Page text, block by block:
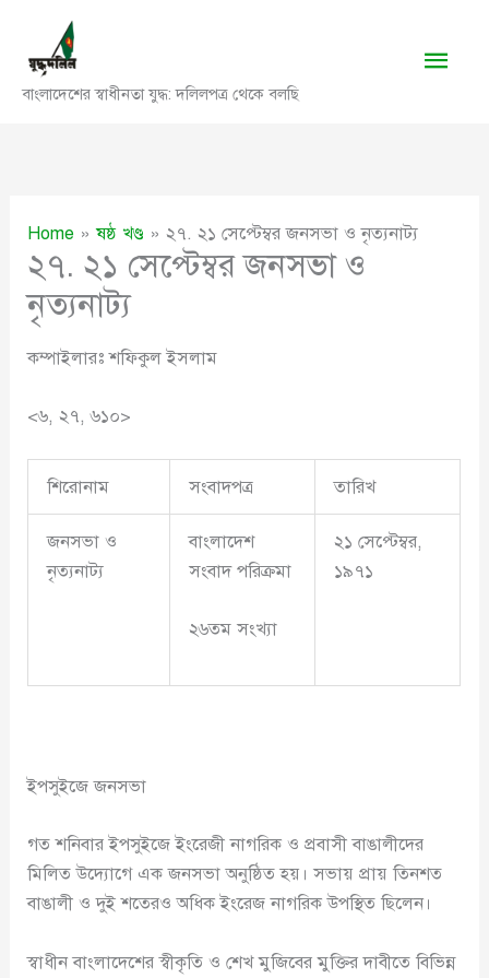
content
বাংলাদেশের স্বাধীনতা যুদ্ধ: দলিলপত্র থেকে বলছি
Main
Home ষষ্ঠ খণ্ড ২৭. ২১ সেপ্টেম্বর জনসভা ও নৃত্যনাট্য
২৭. ২১ সেপ্টেম্বর জনসভা ও
নৃত্যনাট্য
কম্পাইলারঃ শফিকুল ইসলাম
<৬, ২৭, ৬১০>
শিরোনাম সংবাদপত্র তারিখ
জনসভা ও
নৃত্যনাট্য
বাংলাদেশ
সংবাদ পরিক্রমা
২৬তম সংখ্যা
২১ সেপ্টেম্বর,
১৯৭১
ইপসুইজে জনসভা
গত শনিবার ইপসুইজে ইংরেজী নাগরিক ও প্রবাসী বাঙালীদের
মিলিত উদ্যোগে এক জনসভা অনুষ্ঠিত হয়। সভায় প্রায় তিনশত
বাঙালী ও দুই শতেরও অধিক ইংরেজ নাগরিক উপস্থিত ছিলেন।
স্বাধীন বাংলাদেশের স্বীকৃতি ও শেখ মুজিবের মুক্তির দাবীতে বিভিন্ন